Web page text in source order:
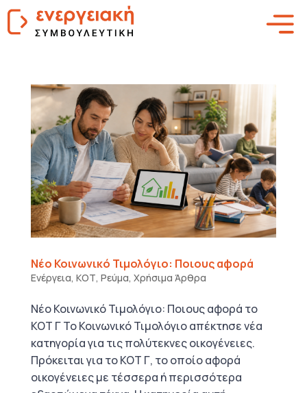
Νέο Κοινωνικό Τιμολόγιο: Ποιους αφορά
Ενέργεια, ΚΟΤ, Ρεύμα, Χρήσιμα Άρθρα
Νέο Κοινωνικό Τιμολόγιο: Ποιους αφορά το
ΚΟΤ Γ Το Κοινωνικό Τιμολόγιο απέκτησε νέα
κατηγορία για τις πολύτεκνες οικογένειες.
Πρόκειται για το ΚΟΤ Γ, το οποίο αφορά
οικογένειες με τέσσερα ή περισσότερα